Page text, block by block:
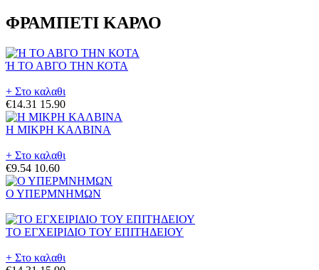
ΦΡΑΜΠΕΤΙ ΚΑΡΛΟ
Ή ΤΟ ΑΒΓΟ ΤΗΝ ΚΟΤΑ
+ Στο καλαθι
€14.31 15.90
Η ΜΙΚΡΗ ΚΑΛΒΙΝΑ
+ Στο καλαθι
€9.54 10.60
Ο ΥΠΕΡΜΝΗΜΩΝ
ΤΟ ΕΓΧΕΙΡΙΔΙΟ ΤΟΥ ΕΠΙΤΗΔΕΙΟΥ
+ Στο καλαθι